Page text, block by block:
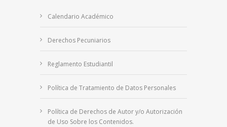
Calendario Académico
Derechos Pecuniarios
Reglamento Estudiantil
Política de Tratamiento de Datos Personales
Política de Derechos de Autor y/o Autorización
de Uso Sobre los Contenidos.